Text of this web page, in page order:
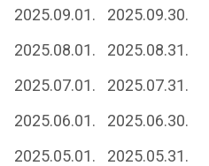
2025.09.01.
2025.09.30.
2025.08.01.
2025.08.31.
2025.07.01.
2025.07.31.
2025.06.01.
2025.06.30.
2025.05.01.
2025.05.31.